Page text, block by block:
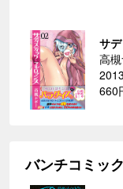
サ
高
660
バンチコミッ